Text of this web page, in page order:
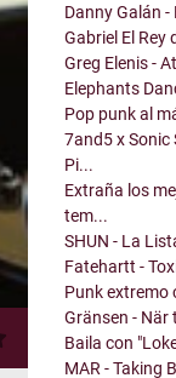
Danny Galán -
Gabriel El Rey
Greg Elenis -
Elephants
Pop punk al
7and5 x Sonic
Pi...
Extraña los
tem...
SHUN - La
Fatehartt -
Punk extremo
Gränsen -
Baila con
MAR - Taking